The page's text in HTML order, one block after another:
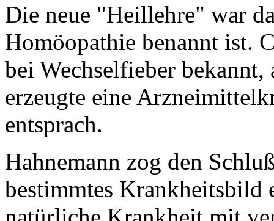
Die neue "Heillehre" war
Homöopathie benannt ist.
bei Wechselfieber bekannt,
erzeugte eine
entsprach.
Hahnemann zog den
bestimmtes Krankheitsbild